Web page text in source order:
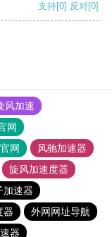
支持[0] 反对[0]
风加速
网
网
风驰加速器
旋风加速度器
加速器
器
外网网址导航
器